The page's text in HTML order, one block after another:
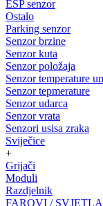
ESP senzor
Ostalo
Parking senzor
Senzor brzine
Senzor kuta
Senzor položaja
Senzor temperature
Senzor tepmerature
Senzor udarca
Senzor vrata
Senzori usisa zraka
Sviječice
+
Grijači
Moduli
Razdjelnik
FAROVI / SVJETLA